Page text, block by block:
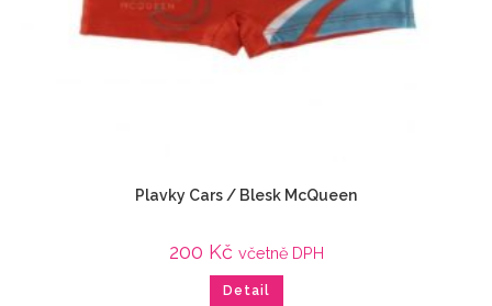
Plavky Cars / Blesk McQueen
200 Kč včetně DPH
Detail